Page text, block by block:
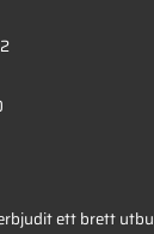
ett brett